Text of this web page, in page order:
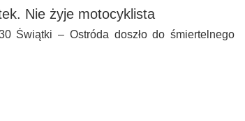
Nie żyje motocyklista
Świątki – Ostróda doszło do śmiertelnego